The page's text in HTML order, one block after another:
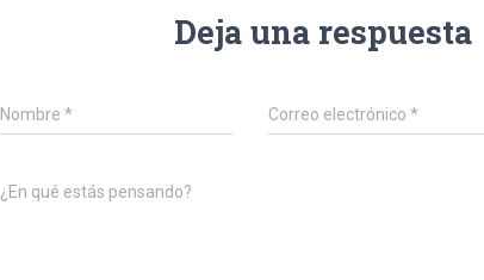
Deja una respuesta
Nombre * Correo electrónico*
¿En qué estás pensando?